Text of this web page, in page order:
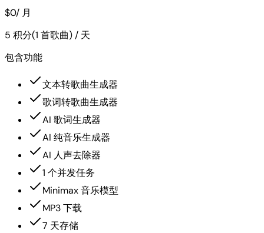
$0/ 月
5 积分(1 首歌曲) / 天
包含功能
文本转歌曲生成器
歌词转歌曲生成器
AI 歌词生成器
AI 纯音乐生成器
AI 人声去除器
1 个并发任务
Minimax 音乐模型
MP3 下载
7 天存储